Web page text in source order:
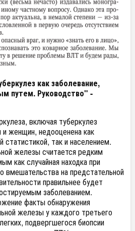
как заболевание,
путем. Руководство" -
включая туберкулез
женщин, недооценена как
статистикой, так и населением.
железы считается редким
как случайная находка при
вмешательства на предстательной
правильнее будет
заболеванием.
факты обнаружения
железы у каждого третьего
подвергшегося биопсии